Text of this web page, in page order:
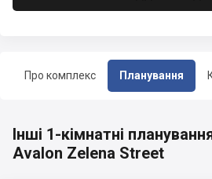
Про комплекс Планування
Інші 1-кімнатні
Avalon Zelena Street